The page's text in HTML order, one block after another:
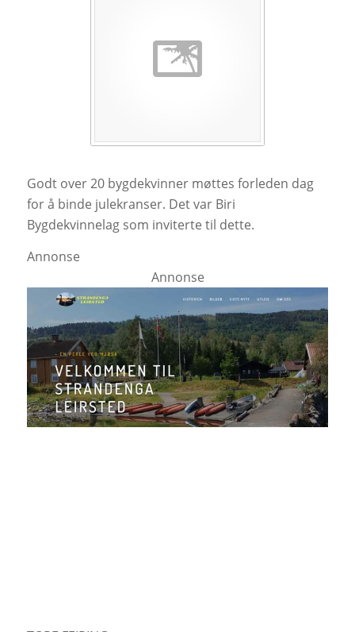
Godt over 20 bygdekvinner møttes forleden dag
for å binde julekranser. Det var Biri
Bygdekvinnelag som inviterte til dette.
Annonse
Annonse